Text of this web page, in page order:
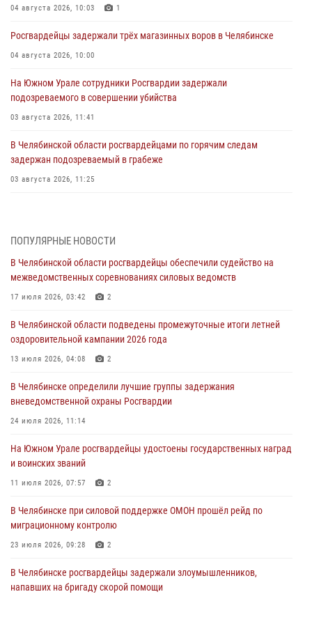
04 августа 2026, 10:03 1
Росгвардейцы задержали трёх магазинных воров в Челябинске
04 августа 2026, 10:00
На Южном Урале сотрудники Росгвардии задержали
подозреваемого в совершении убийства
03 августа 2026, 11:41
В Челябинской области росгвардейцами по горячим следам
задержан подозреваемый в грабеже
03 августа 2026, 11:25
03 августа 2026, 09:22 1
Авиация Росгвардии совершила более 250 санитарных вылетов в
Донецкой Народной Республике
31 июля 2026, 11:33
Росгвардия обеспечивает безопасность граждан на южном
направлении
31 июля 2026, 11:32
В Уральском округе Росгвардии состоялось заседание
оперативного штаба
30 июля 2026, 10:53
ПОПУЛЯРНЫЕ НОВОСТИ
В Челябинской области росгвардейцы обеспечили судейство на
межведомственных соревнованиях силовых ведомств
17 июля 2026, 03:42 2
В Челябинской области подведены промежуточные итоги летней
оздоровительной кампании 2026 года
13 июля 2026, 04:08 2
В Челябинске определили лучшие группы задержания
вневедомственной охраны Росгвардии
24 июля 2026, 11:14
На Южном Урале росгвардейцы удостоены государственных наград
и воинских званий
11 июля 2026, 07:57 2
В Челябинске при силовой поддержке ОМОН прошёл рейд по
миграционному контролю
23 июля 2026, 09:28 2
В Челябинске росгвардейцы задержали злоумышленников,
напавших на бригаду скорой помощи